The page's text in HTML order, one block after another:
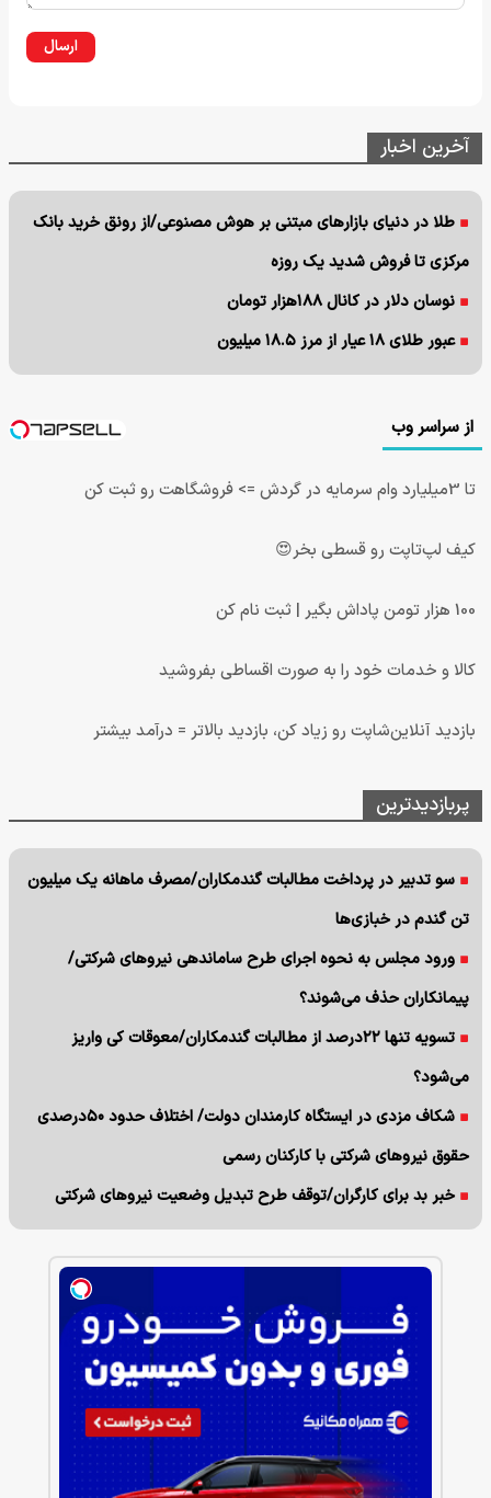
ارسال
آخرین اخبار
طلا در دنیای بازارهای مبتنی بر هوش مصنوعی/از رونق خرید بانک
مرکزی تا فروش شدید یک روزه
نوسان دلار در کانال ۱۸۸هزار تومان
عبور طلای ۱۸ عیار از مرز ۱۸.۵ میلیون
از سراسر وب
تا 3میلیارد وام سرمایه در گردش => فروشگاهت رو ثبت کن
کیف لپ‌تاپت رو قسطی بخر😍
100 هزار تومن پاداش بگیر | ثبت نام کن
کالا و خدمات خود را به صورت اقساطی بفروشید
بازدید آنلاین‌شاپت رو زیاد کن، بازدید بالاتر = درآمد بیشتر
پربازدیدترین
سو تدبیر در پرداخت مطالبات گندمکاران/مصرف ماهانه یک میلیون
تن گندم در خبازی‌ها
ورود مجلس به نحوه اجرای طرح ساماندهی نیروهای شرکتی/
پیمانکاران حذف می‌شوند؟
تسویه تنها ۲۲درصد از مطالبات گندمکاران/معوقات کی واریز
می‌شود؟
شکاف مزدی در ایستگاه کارمندان دولت/ اختلاف حدود ۵۰درصدی
حقوق نیروهای شرکتی با کارکنان رسمی
خبر بد برای کارگران/توقف طرح تبدیل وضعیت نیروهای شرکتی